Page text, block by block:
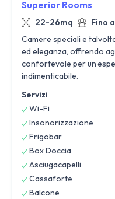
Superior Rooms
22-26mq
Fino
Camere speciali e
ed eleganza, offrendo
confortevole per
indimenticabile.
Servizi
Wi-Fi
Insonorizzazione
Frigobar
Box Doccia
Asciugacapelli
Cassaforte
Balcone